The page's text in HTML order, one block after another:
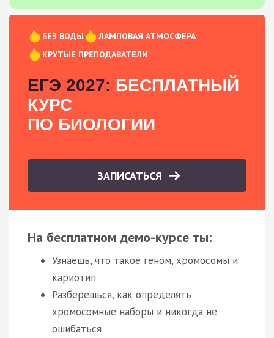
БЕЗ ВОДЫ
ЛАМПОВАЯ АТМОСФЕРА
КРУТЫЕ ПРЕПОДАВАТЕЛИ
ЕГЭ 2027: БЕСПЛАТНЫЙ
КУРС
ПО БИОЛОГИИ
ЗАПИСАТЬСЯ
На бесплатном демо-курсе ты:
Узнаешь, что такое геном, хромосомы и
кариотип
Разберешься, как определять
хромосомные наборы и никогда не
ошибаться